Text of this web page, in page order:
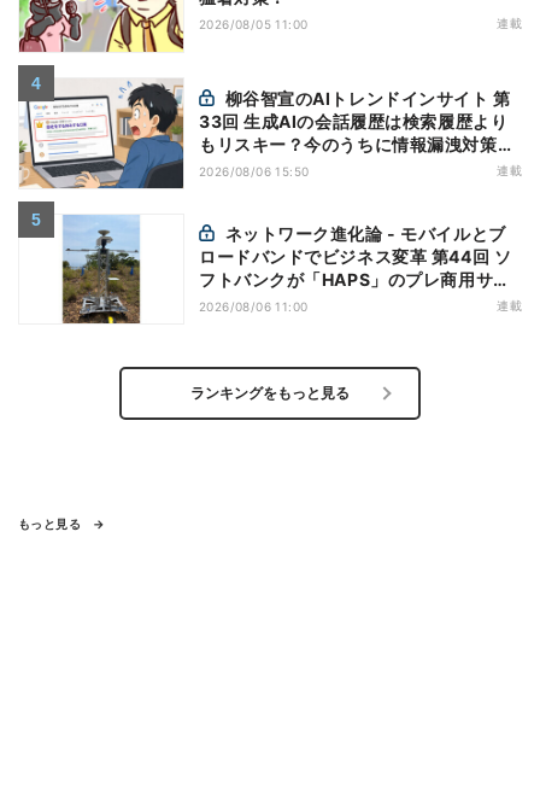
2026/08/05 11:00 連載
33回 生成AIの会話履歴は検索履歴より
もリスキー？今のうちに情報漏洩対策を
万全にしておこう
2026/08/06 15:50 連載
ロードバンドでビジネス変革 第44回 ソ
フトバンクが「HAPS」のプレ商用サー
ビス開始を表明、本格的な商用展開のめ
2026/08/06 11:00 連載
ランキングをもっと見る
もっと見る